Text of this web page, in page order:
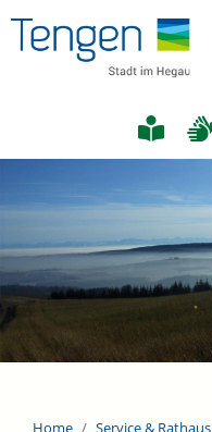
Home Service & Rathaus